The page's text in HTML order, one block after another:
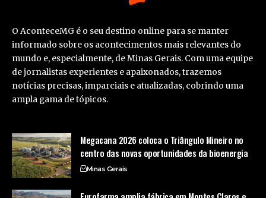
O AconteceMG é o seu destino online para se manter
informado sobre os acontecimentos mais relevantes do
mundo e, especialmente, de Minas Gerais. Com uma equipe
de jornalistas experientes e apaixonados, trazemos
notícias precisas, imparciais e atualizadas, cobrindo uma
ampla gama de tópicos.
Megacana 2026 coloca o Triângulo Mineiro no
centro das novas oportunidades da bioenergia
Minas Gerais